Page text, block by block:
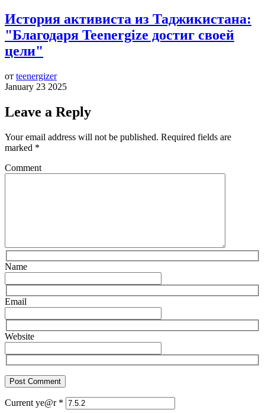
История активиста из Таджикистана:
"Благодаря Teenergize достиг своей
цели"
от teenergizer
January 23 2025
Leave a Reply
Your email address will not be published. Required fields are
marked *
Comment
Name
Email
Website
Current ye@r *